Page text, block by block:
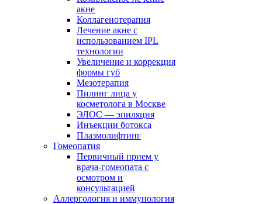
акне
Коллагенотерапия
Лечение акне с
использованием IPL
технологии
Увеличение и коррекция
формы губ
Мезотерапия
Пилинг лица у
косметолога в Москве
ЭЛОС — эпиляция
Инъекции ботокса
Плазмолифтинг
Гомеопатия
Первичный прием у
врача-гомеопата с
осмотром и
консультацией
Аллергология и иммунология